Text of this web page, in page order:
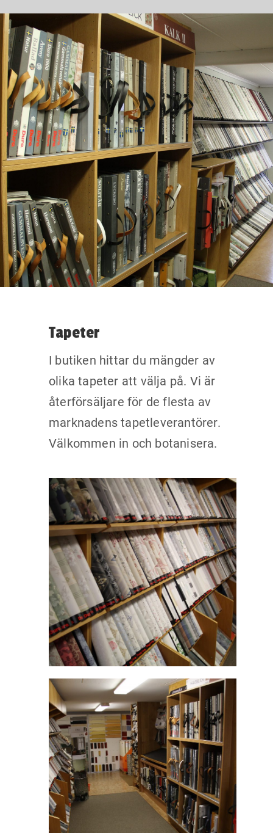
Tapeter
I butiken hittar du mängder av
olika tapeter att välja på. Vi är
återförsäljare för de flesta av
marknadens tapetleverantörer.
Välkommen in och botanisera.